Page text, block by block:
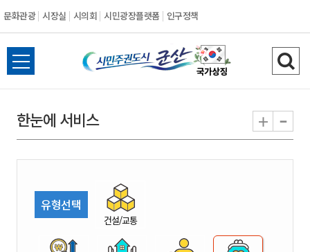
문화관광 시장실 시의회 시민광장플랫폼 인구정책
시
민
권
시
전
체
뉴
열
검
색
기
한눈에 서비스 + -
유형선택
건설/교통